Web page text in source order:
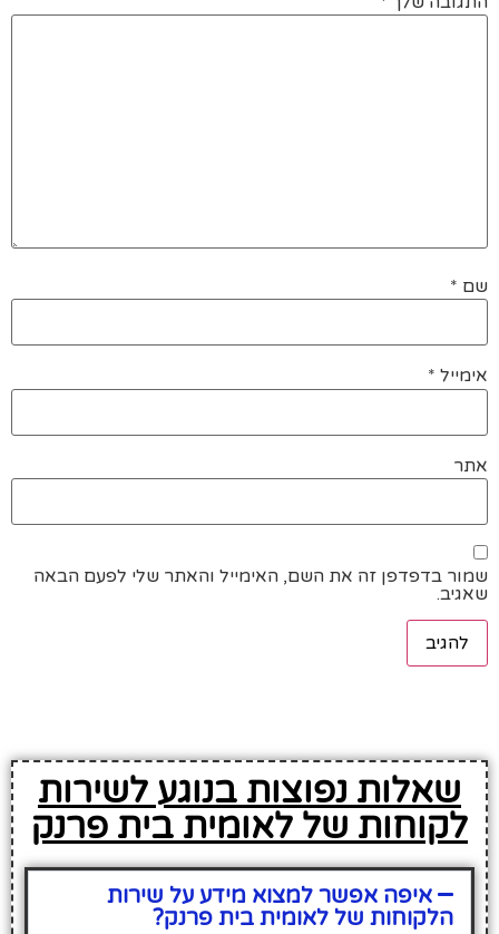
שם *
אימייל *
אתר
שמור בדפדפן זה את השם, האימייל והאתר שלי לפעם הבאה
שאגיב.
שאלות נפוצות בנוגע לשירות
לקוחות של לאומית בית פרנק
איפה אפשר למצוא מידע על שירות
הלקוחות של לאומית בית פרנק?